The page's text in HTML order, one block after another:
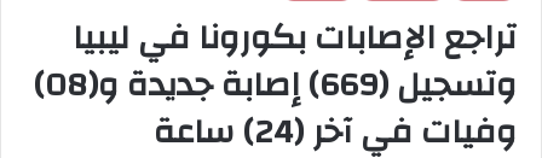
تراجع الإصابات بكورونا في ليبيا
وتسجيل (669) إصابة جديدة و(08)
وفيات في آخر (24) ساعة